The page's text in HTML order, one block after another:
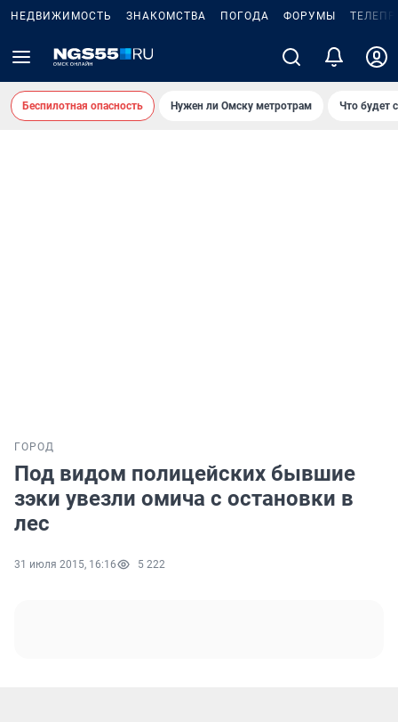
НЕДВИЖИМОСТЬ ЗНАКОМСТВА ПОГОДА ФОРУМЫ
Беспилотная опасность Нужен ли Омску метротрам Что будет
ГОРОД
Под видом полицейских бывшие
зэки увезли омича с остановки в
лес
31 июля 2015, 16:16 5 222